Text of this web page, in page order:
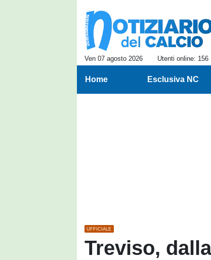
Ven 07 agosto 2026 Utenti online: 156
Home Esclusiva NC
UFFICIALE
Treviso,